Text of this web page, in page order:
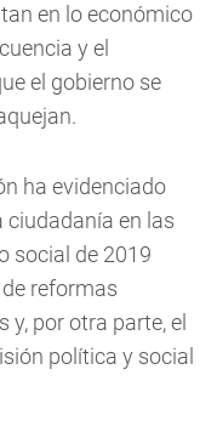
en lo económico
y el
el gobierno se
ha evidenciado
en las
social de 2019
reformas
por otra parte, el
política y social